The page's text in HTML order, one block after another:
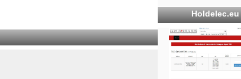
Holdelec.eu